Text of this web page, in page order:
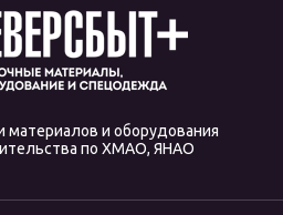
материалов и оборудования
по ХМАО, ЯНАО